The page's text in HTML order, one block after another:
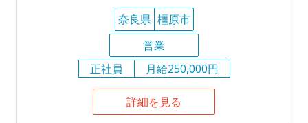
奈良県 橿原市
営業
正社員
月給250,000円
詳細を見る